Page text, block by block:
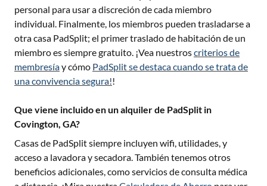
personal para usar a discreción de cada miembro
individual. Finalmente, los miembros pueden trasladarse a
otra casa PadSplit; el primer traslado de habitación de un
miembro es siempre gratuito. ¡Vea nuestroscriterios de
membresíay cómo PadSplit se destaca cuando se trata de
una convivencia segura!!
Que viene incluido en un alquiler de PadSplit in
Covington, GA?
Casas de PadSplit siempre incluyen wifi, utilidades, y
acceso a lavadora y secadora. También tenemos otros
beneficios adicionales, como servicios de consulta médica